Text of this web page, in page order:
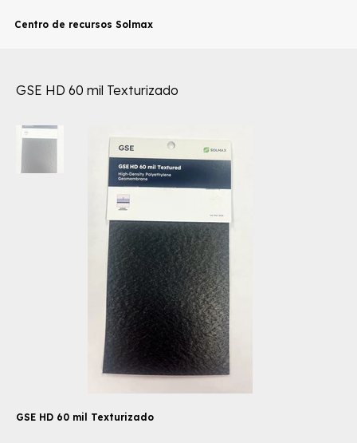
Centro de recursos Solmax
GSE HD 60 mil Texturizado
GSE HD 60 mil Texturizado